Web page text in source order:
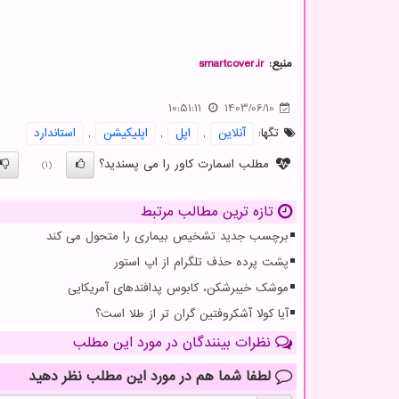
منبع: smartcover.ir
1403/06/10
10:51:11
تگها:
آنلاین , اپل , اپلیكیشن ,
استاندارد
مطلب اسمارت کاور را می پسندید؟
(1)
تازه ترین مطالب مرتبط
برچسب جدید تشخیص بیماری را متحول می کند
پشت پرده حذف تلگرام از اپ استور
موشک خیبرشکن، کابوس پدافندهای آمریکایی
آیا کولا آشکروفتین گران تر از طلا است؟
نظرات بینندگان در مورد این مطلب
لطفا شما هم در مورد این مطلب نظر دهید